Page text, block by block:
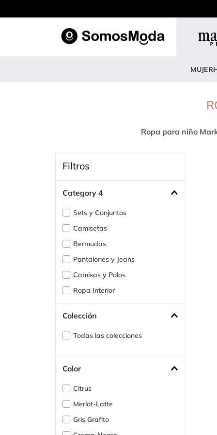
MUJER
Ropa para niño
Filtros
Category 4
Sets y Conjuntos
Camisetas
Bermudas
Pantalones y Jeans
Camisas y Polos
Ropa Interior
Buzos y Chaquetas
Colección
Todas las colecciones
Color
Citrus
Merlot-Latte
Gris Grafito
1.
5.